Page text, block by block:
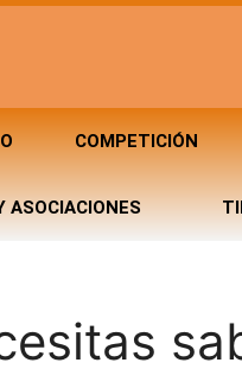
COMPETICIÓN
ASOCIACIONES